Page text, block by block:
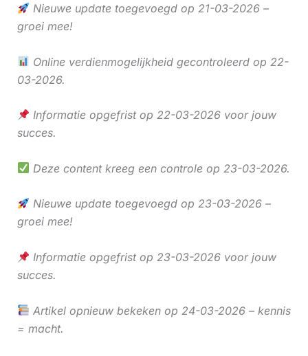
Nieuwe update toegevoegd op 21-03-2026 –
groei mee!
Online verdienmogelijkheid gecontroleerd op 22-
03-2026.
Informatie opgefrist op 22-03-2026 voor jouw
succes.
Deze content kreeg een controle op 23-03-2026.
Nieuwe update toegevoegd op 23-03-2026 –
groei mee!
Informatie opgefrist op 23-03-2026 voor jouw
succes.
Artikel opnieuw bekeken op 24-03-2026 – kennis
= macht.